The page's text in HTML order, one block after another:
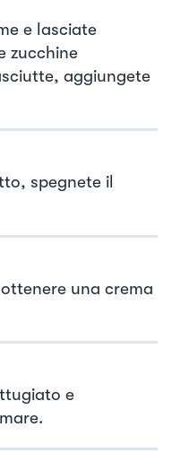
e lasciate
zucchine
aggiungete
spegnete il
una crema
e